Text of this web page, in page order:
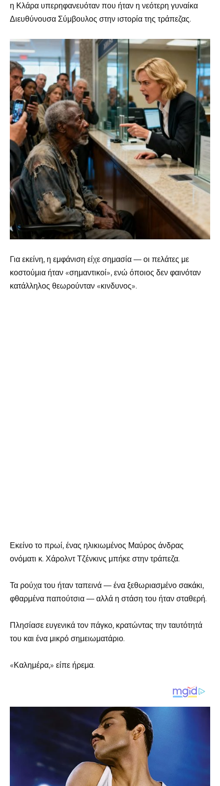
η Κλάρα υπερηφανευόταν που ήταν η νεότερη γυναίκα
Διευθύνουσα Σύμβουλος στην ιστορία της τράπεζας.
Για εκείνη, η εμφάνιση είχε σημασία — οι πελάτες με
κοστούμια ήταν «σημαντικοί», ενώ όποιος δεν φαινόταν
κατάλληλος θεωρούνταν «κινδυνος».
Εκείνο το πρωί, ένας ηλικιωμένος Μαύρος άνδρας
ονόματι κ. Χάρολντ Τζένκινς μπήκε στην τράπεζα.
Τα ρούχα του ήταν ταπεινά — ένα ξεθωριασμένο σακάκι,
φθαρμένα παπούτσια — αλλά η στάση του ήταν σταθερή.
Πλησίασε ευγενικά τον πάγκο, κρατώντας την ταυτότητά
του και ένα μικρό σημειωματάριο.
«Καλημέρα,» είπε ήρεμα.